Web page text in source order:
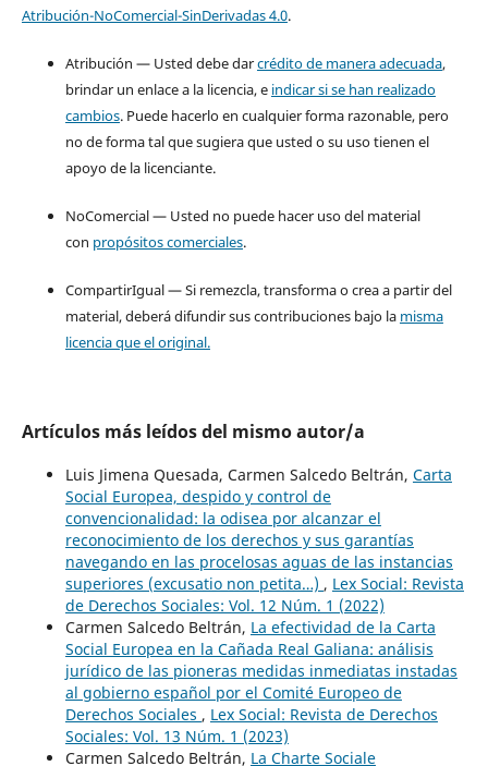
Atribución-NoComercial-SinDerivadas 4.0.
Atribución — Usted debe darcrédito de manera adecuada,
brindar un enlace a la licencia, e indicar si se han realizado
cambios. Puede hacerlo en cualquier forma razonable, pero
no de forma tal que sugiera que usted o su uso tienen el
apoyo de la licenciante.
NoComercial — Usted no puede hacer uso del material
con propósitos comerciales.
CompartirIgual — Si remezcla, transforma o crea a partir del
material, deberá difundir sus contribuciones bajo la misma
licencia que el original.
Artículos más leídos del mismo autor/a
Luis Jimena Quesada, Carmen Salcedo Beltrán, Carta
Social Europea, despido y control de
convencionalidad: la odisea por alcanzar el
reconocimiento de los derechos y sus garantías
navegando en las procelosas aguas de las instancias
superiores (excusatio non petita…) , Lex Social: Revista
de Derechos Sociales: Vol. 12 Núm. 1 (2022)
Carmen Salcedo Beltrán, La efectividad de la Carta
Social Europea en la Cañada Real Galiana: análisis
jurídico de las pioneras medidas inmediatas instadas
al gobierno español por el Comité Europeo de
Derechos Sociales , Lex Social: Revista de Derechos
Sociales: Vol. 13 Núm. 1 (2023)
Carmen Salcedo Beltrán, La Charte Sociale